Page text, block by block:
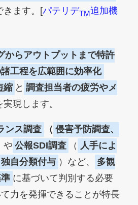
きます。[パテリデTM追加機
からアウトプットまで特許
工程を広範囲に効率化
縮 と 調査担当者の疲労やメ
実現します。
ンス調査 （ 侵害予防調査、
や 公報SDI調査 （ 人手によ
自分類付与 ）など、
多観
に基づいて判別する必要
力を発揮できることが特長